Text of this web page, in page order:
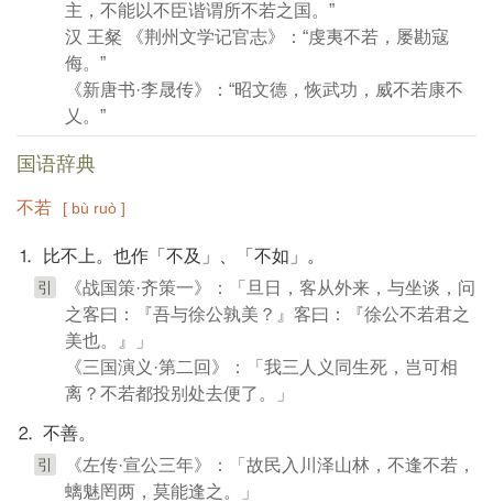
主，不能以不臣谐谓所不若之国。”
汉 王粲 《荆州文学记官志》：“虔夷不若，屡勘寇
侮。”
《新唐书·李晟传》：“昭文德，恢武功，威不若康不
乂。”
国语辞典
不若 [ bù ruò ]
⒈ 比不上。也作「不及」、「不如」。
引
《战国策·齐策一》：「旦日，客从外来，与坐谈，问
之客曰：『吾与徐公孰美？』客曰：『徐公不若君之
美也。』」
《三国演义·第二回》：「我三人义同生死，岂可相
离？不若都投别处去便了。」
⒉ 不善。
引
《左传·宣公三年》：「故民入川泽山林，不逢不若，
螭魅罔两，莫能逢之。」